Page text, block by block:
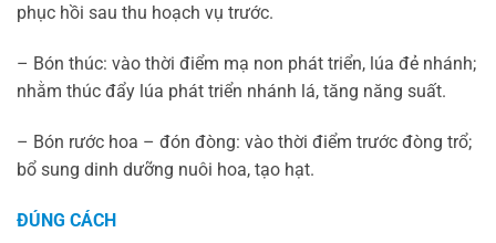
phục hồi sau thu hoạch vụ trước.
– Bón thúc: vào thời điểm mạ non phát triển, lúa đẻ nhánh;
nhằm thúc đẩy lúa phát triển nhánh lá, tăng năng suất.
– Bón rước hoa – đón đòng: vào thời điểm trước đòng trổ;
bổ sung dinh dưỡng nuôi hoa, tạo hạt.
ĐÚNG CÁCH